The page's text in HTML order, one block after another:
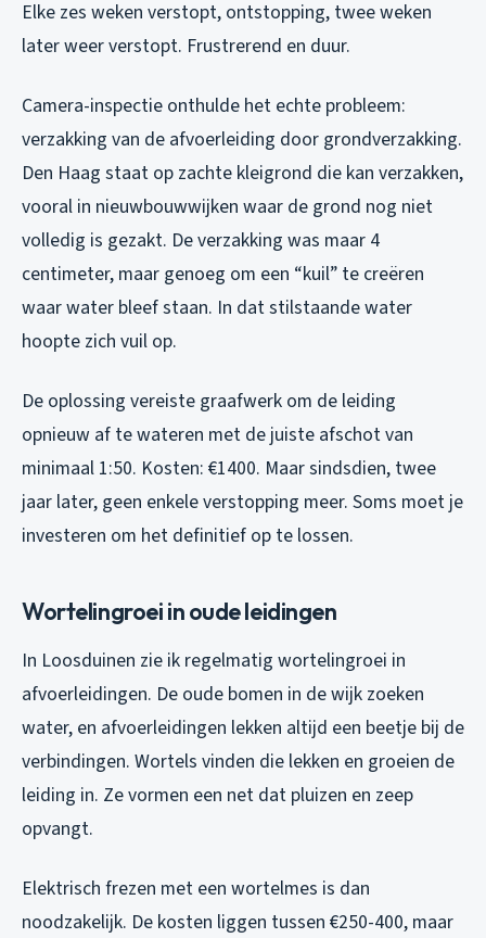
Elke zes weken verstopt, ontstopping, twee weken
later weer verstopt. Frustrerend en duur.
Camera-inspectie onthulde het echte probleem:
verzakking van de afvoerleiding door grondverzakking.
Den Haag staat op zachte kleigrond die kan verzakken,
vooral in nieuwbouwwijken waar de grond nog niet
volledig is gezakt. De verzakking was maar 4
centimeter, maar genoeg om een “kuil” te creëren
waar water bleef staan. In dat stilstaande water
hoopte zich vuil op.
De oplossing vereiste graafwerk om de leiding
opnieuw af te wateren met de juiste afschot van
minimaal 1:50. Kosten: €1400. Maar sindsdien, twee
jaar later, geen enkele verstopping meer. Soms moet je
investeren om het definitief op te lossen.
Wortelingroei in oude leidingen
In Loosduinen zie ik regelmatig wortelingroei in
afvoerleidingen. De oude bomen in de wijk zoeken
water, en afvoerleidingen lekken altijd een beetje bij de
verbindingen. Wortels vinden die lekken en groeien de
leiding in. Ze vormen een net dat pluizen en zeep
opvangt.
Elektrisch frezen met een wortelmes is dan
noodzakelijk. De kosten liggen tussen €250-400, maar